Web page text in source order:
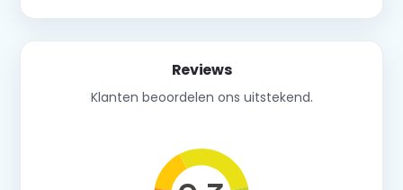
Reviews
Klanten beoordelen ons uitstekend.